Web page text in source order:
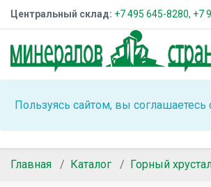
Центральный склад: +7 495 645-8280, +7
Пользуясь сайтом, вы
Главная Каталог Горный